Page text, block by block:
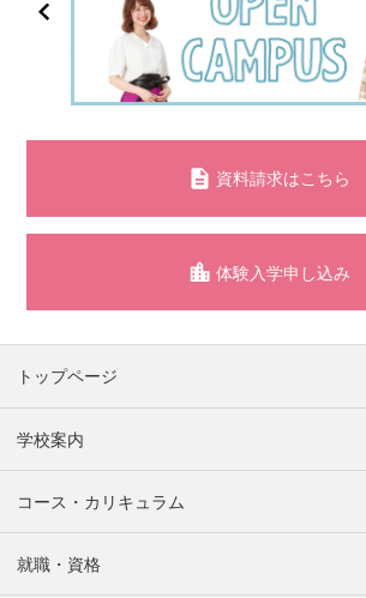
資料請求はこちら
体験入学申し込み
トップページ
学校案内
コース・カリキュラム
就職・資格